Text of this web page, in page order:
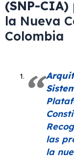
(SNP-CIA)
la Nueva
Colombia
las
la